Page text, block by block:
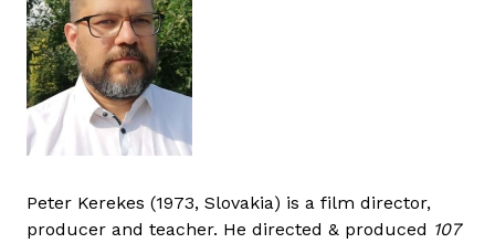
Peter Kerekes (1973, Slovakia) is a film director,
producer and teacher. He directed & produced 107